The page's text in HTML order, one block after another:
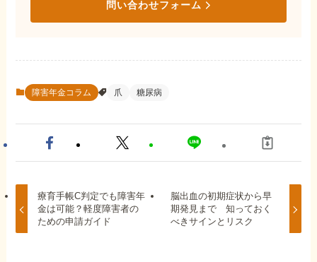
問い合わせフォーム
障害年金コラム 爪 糖尿病
療育手帳C判定でも障害年
金は可能？軽度障害者の
ための申請ガイド
脳出血の初期症状から早
期発見まで 知っておく
べきサインとリスク